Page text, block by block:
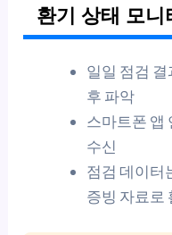
환기 상태 모니
일일 점검
후 파악
스마트폰 앱
수신
점검 데이터
증빙 자료로